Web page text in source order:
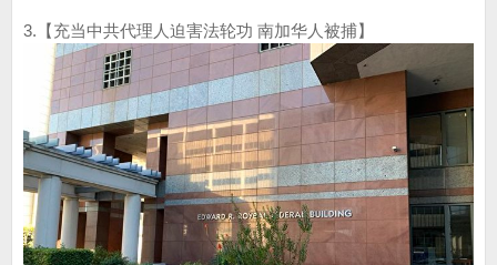
3.【充当中共代理人迫害法轮功 南加华人被捕】